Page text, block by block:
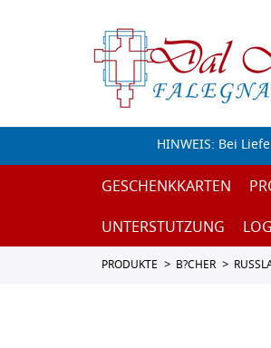
HINWEIS: Bei
GESCHENKKARTEN
UNTERSTUTZUNG
PRODUKTE B?CHER